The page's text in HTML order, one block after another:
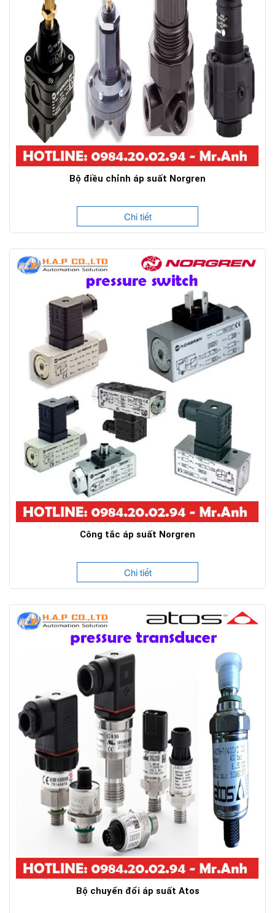
Bộ điều chỉnh áp suất Norgren
Chi tiết
Công tắc áp suất Norgren
Chi tiết
Bộ chuyển đổi áp suất Atos